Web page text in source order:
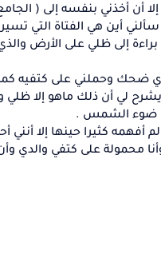
أن أخذني بنفسه إلى (
أين هي الفتاة التي
إلى ظلي على الأرض
ضحك وحملني على كتفيه
يشرح لي أن ذلك ماهو إلا ظلي
ضوء الشمس .
أفهمه كثيرا حينها إلا
محمولة على كتفي والدي